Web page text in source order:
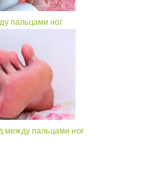
пальцами ног
между пальцами ног